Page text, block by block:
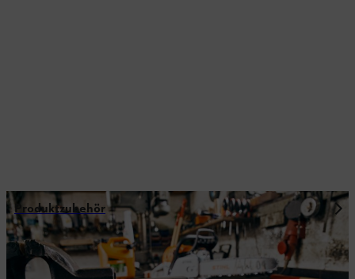
Produktzubehör